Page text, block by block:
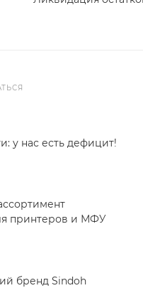
у нас есть дефицит!
принтеров и МФУ
бренд Sindoh